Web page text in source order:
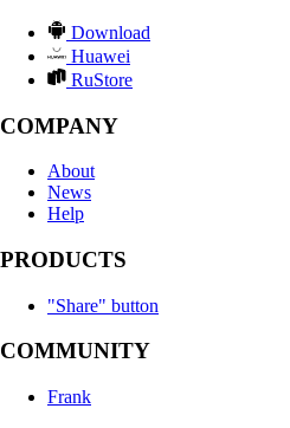
Download
Huawei
RuStore
COMPANY
About
News
Help
PRODUCTS
"Share" button
COMMUNITY
Frank